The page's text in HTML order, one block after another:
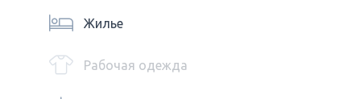
Жилье
Рабочая одежда